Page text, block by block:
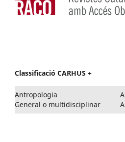
Classificació CARHUS +
Antropologia
General o multidisciplinar
A
A